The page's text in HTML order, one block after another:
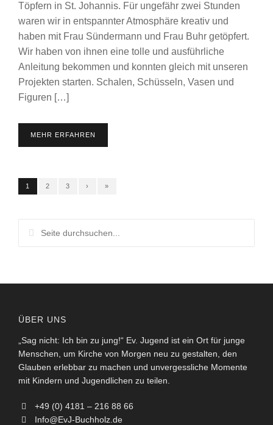
Töpfern in St. Johannis. Für ungefähr zwei Stunden
waren wir in entspannter Atmosphäre kreativ und
haben mit Frau Sündermann und Frau Buhr getöpfert.
Wir haben von ihnen eine tolle und ausführliche
Anleitung bekommen und konnten gleich mit unseren
Projekten starten. Schalen, Schüsseln, Vasen und
Figuren […]
MEHR ERFAHREN
1 2 3 › »
ÜBER UNS
„Sag nicht: Ich bin zu jung!“ Ev. Jugend ist ein Ort für junge
Menschen, um Kirche von Morgen neu zu gestalten, den
Glauben erlebbar zu machen und unvergessliche Momente
mit Kindern und Jugendlichen zu teilen.
+49 (0) 4181 – 216 88 66
Info@EvJ-Buchholz.de